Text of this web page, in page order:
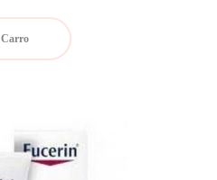
Carro